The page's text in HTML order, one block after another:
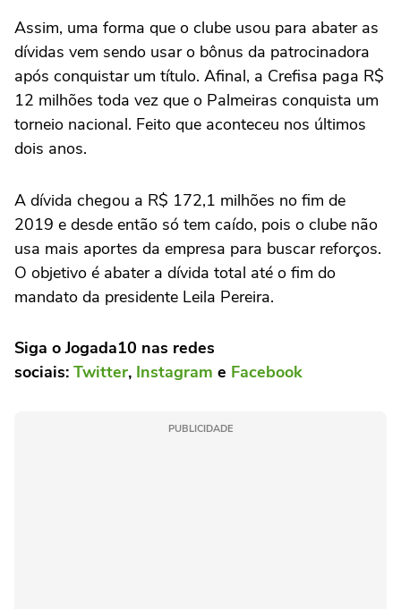
Assim, uma forma que o clube usou para abater as
dívidas vem sendo usar o bônus da patrocinadora
após conquistar um título. Afinal, a Crefisa paga R$
12 milhões toda vez que o Palmeiras conquista um
torneio nacional. Feito que aconteceu nos últimos
dois anos.
A dívida chegou a R$ 172,1 milhões no fim de
2019 e desde então só tem caído, pois o clube não
usa mais aportes da empresa para buscar reforços.
O objetivo é abater a dívida total até o fim do
mandato da presidente Leila Pereira.
Siga o Jogada10 nas redes
sociais: Twitter, Instagram e Facebook
PUBLICIDADE